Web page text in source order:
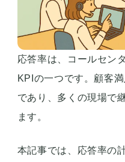
応答率は、コールセン
KPIの一つです。顧客
であり、多くの現場で
ます。
本記事では、応答率の